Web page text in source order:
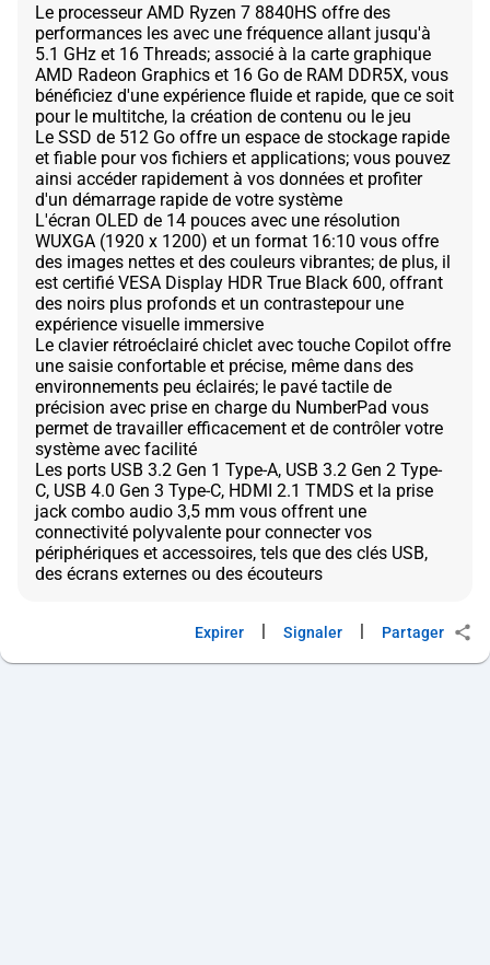
Le processeur AMD Ryzen 7 8840HS offre des
performances les avec une fréquence allant jusqu'à
5.1 GHz et 16 Threads; associé à la carte graphique
AMD Radeon Graphics et 16 Go de RAM DDR5X, vous
bénéficiez d'une expérience fluide et rapide, que ce soit
pour le multitche, la création de contenu ou le jeu
Le SSD de 512 Go offre un espace de stockage rapide
et fiable pour vos fichiers et applications; vous pouvez
ainsi accéder rapidement à vos données et profiter
d'un démarrage rapide de votre système
L'écran OLED de 14 pouces avec une résolution
WUXGA (1920 x 1200) et un format 16:10 vous offre
des images nettes et des couleurs vibrantes; de plus, il
est certifié VESA Display HDR True Black 600, offrant
des noirs plus profonds et un contrastepour une
expérience visuelle immersive
Le clavier rétroéclairé chiclet avec touche Copilot offre
une saisie confortable et précise, même dans des
environnements peu éclairés; le pavé tactile de
précision avec prise en charge du NumberPad vous
permet de travailler efficacement et de contrôler votre
système avec facilité
Les ports USB 3.2 Gen 1 Type-A, USB 3.2 Gen 2 Type-
C, USB 4.0 Gen 3 Type-C, HDMI 2.1 TMDS et la prise
jack combo audio 3,5 mm vous offrent une
connectivité polyvalente pour connecter vos
périphériques et accessoires, tels que des clés USB,
Expirer | Signaler | Partager